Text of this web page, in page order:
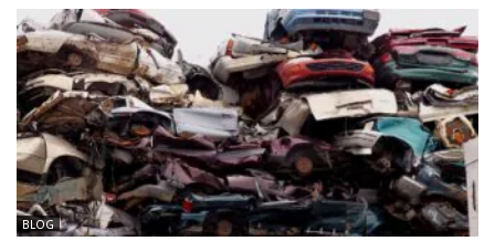
BLOG